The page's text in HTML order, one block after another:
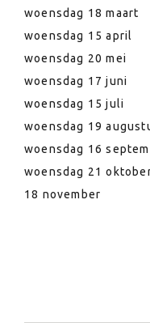
woensdag 18 maart
woensdag 15 april
woensdag 20 mei
woensdag 17 juni
woensdag 15 juli
woensdag 19
woensdag 16
woensdag 21
18 november